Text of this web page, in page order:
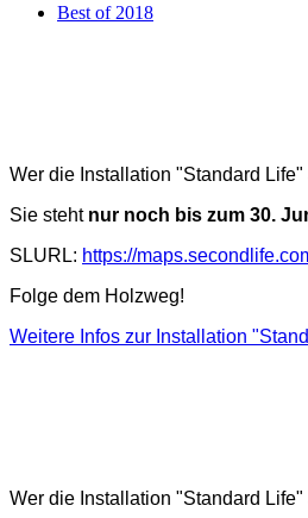
Best of 2018
Wer die Installation "Standard
Sie steht nur noch bis zum 30.
SLURL: https://
Folge dem Holzweg!
Weitere Infos zur Installation
Wer die Installation "Standard